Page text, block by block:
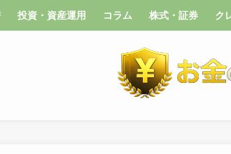
投資・資産運用 コラム 株式・証券 ク